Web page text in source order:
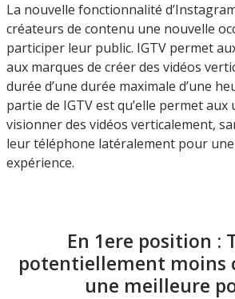
La nouvelle fonctionnalité
créateurs de contenu une nouvelle
participer leur public. IGTV permet
aux marques de créer des vidéos
durée d’une durée maximale d’une
partie de IGTV est qu’elle permet
visionner des vidéos verticalement,
leur téléphone latéralement pour
expérience.
En 1ere position :
potentiellement moins
une meilleure